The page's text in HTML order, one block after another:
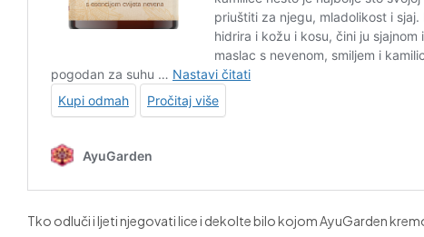
Tko odluči i ljeti njegovati lice i dekolte bilo kojom AyuGarden